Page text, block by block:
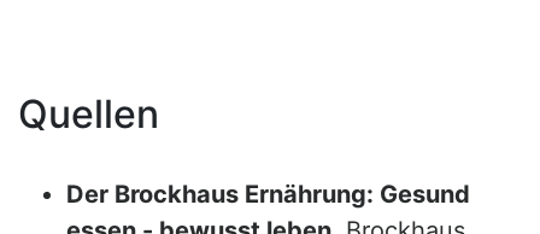
Quellen
Der Brockhaus Ernährung: Gesund